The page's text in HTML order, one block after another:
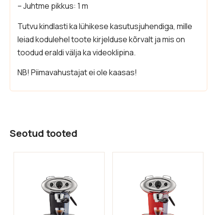
– Juhtme pikkus: 1 m
Tutvu kindlasti ka lühikese kasutusjuhendiga, mille
leiad kodulehel toote kirjelduse kõrvalt ja mis on
toodud eraldi välja ka videoklipina.
NB! Piimavahustajat ei ole kaasas!
Seotud tooted